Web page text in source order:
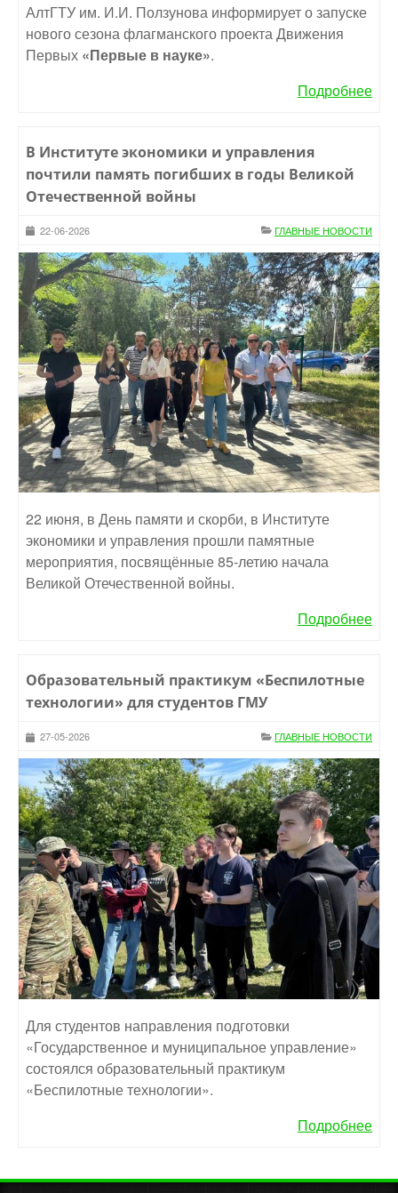
АлтГТУ им. И.И. Ползунова информирует о запуске
нового сезона флагманского проекта Движения
Первых «Первые в науке».
Подробнее
В Институте экономики и управления
почтили память погибших в годы Великой
Отечественной войны
22-06-2026 ГЛАВНЫЕ НОВОСТИ
22 июня, в День памяти и скорби, в Институте
экономики и управления прошли памятные
мероприятия, посвящённые 85-летию начала
Великой Отечественной войны.
Подробнее
Образовательный практикум «Беспилотные
технологии» для студентов ГМУ
27-05-2026 ГЛАВНЫЕ НОВОСТИ
Для студентов направления подготовки
«Государственное и муниципальное управление»
состоялся образовательный практикум
«Беспилотные технологии».
Подробнее